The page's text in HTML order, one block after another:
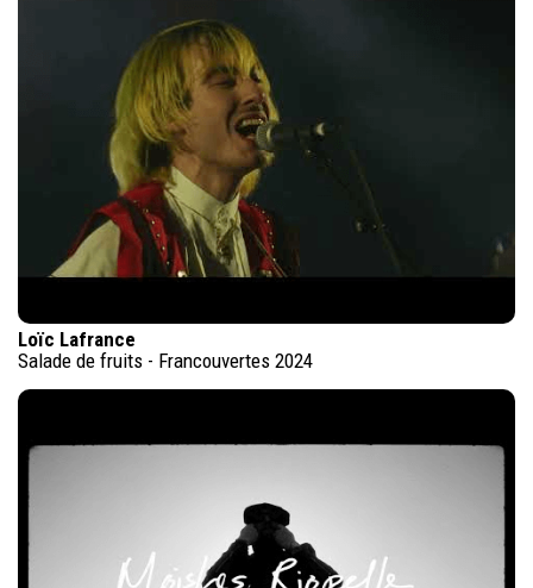
Loïc Lafrance
Salade de fruits - Francouvertes 2024